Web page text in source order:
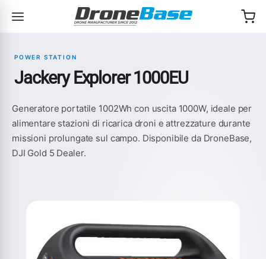
POWER STATION
Jackery Explorer 1000EU
Generatore portatile 1002Wh con uscita 1000W, ideale per
alimentare stazioni di ricarica droni e attrezzature durante
missioni prolungate sul campo. Disponibile da DroneBase,
DJI Gold 5 Dealer.